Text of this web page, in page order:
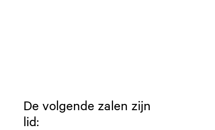
De volgende zalen zijn
lid: